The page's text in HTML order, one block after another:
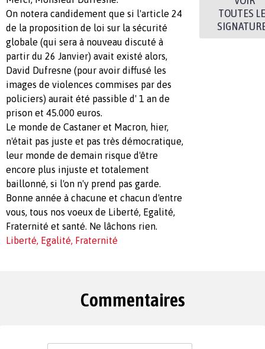
On notera candidement que si l'article 24
de la proposition de loi sur la sécurité
globale (qui sera à nouveau discuté à
partir du 26 Janvier) avait existé alors,
David Dufresne (pour avoir diffusé les
images de violences commises par des
policiers) aurait été passible d' 1 an de
prison et 45.000 euros.
Le monde de Castaner et Macron, hier,
n'était pas juste et pas très démocratique,
leur monde de demain risque d'être
encore plus injuste et totalement
baillonné, si l'on n'y prend pas garde.
Bonne année à chacune et chacun d'entre
vous, tous nos voeux de Liberté, Egalité,
Fraternité et santé. Ne lâchons rien.
Liberté, Egalité, Fraternité
TOUTES
Commentaires